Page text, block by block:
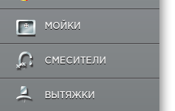
МОЙКИ
СМЕСИТЕЛИ
ВЫТЯЖКИ